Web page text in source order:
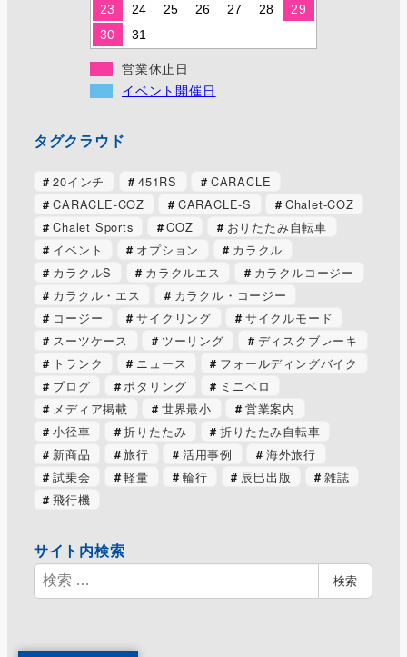
23
24 25 26 27 28
29
30
31
営業休止日
イベント開催日
タグクラウド
20インチ 451RS
CARACLE
CARACLE-COZ
CARACLE-S
Chalet-COZ
Chalet Sports
COZ
おりたたみ自転車
イベント
オプション
カラクル
カラクルS
カラクルエス
カラクルコージー
カラクル・エス
カラクル・コージー
コージー
サイクリング
サイクルモード
スーツケース
ツーリング
ディスクブレーキ
トランク
ニュース
フォールディングバイク
ブログ
ポタリング
ミニベロ
メディア掲載
世界最小
営業案内
小径車
折りたたみ
折りたたみ自転車
新商品
旅行 活用事例
海外旅行
試乗会
軽量 輪行 辰巳出版
雑誌
飛行機
サイト内検索
検
索
検索